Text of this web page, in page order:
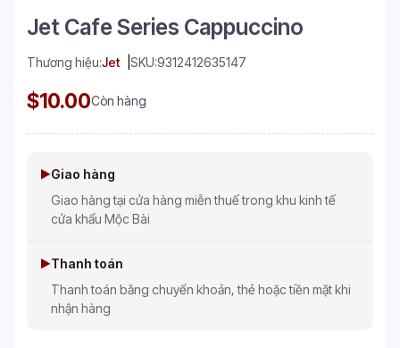
Jet Cafe Series Cappuccino
Thương hiệu:Jet SKU:9312412635147
$10.00Còn hàng
Giao hàng
Giao hàng tại cửa hàng miễn thuế trong khu kinh tế
cửa khẩu Mộc Bài
Thanh toán
Thanh toán bằng chuyển khoản, thẻ hoặc tiền mặt khi
nhận hàng